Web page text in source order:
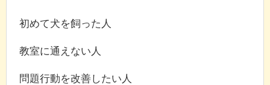
初めて犬を飼った人
教室に通えない人
問題行動を改善したい人